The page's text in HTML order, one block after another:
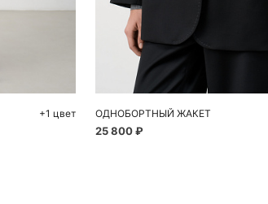
+1 цвет
Добавить в
ОДНОБОРТНЫЙ ЖАКЕТ
25 800 ₽